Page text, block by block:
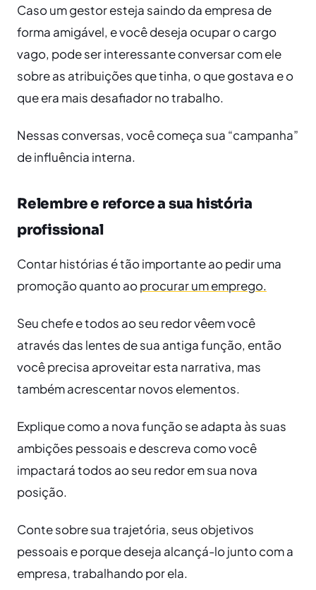
Caso um gestor esteja saindo da empresa de
forma amigável, e você deseja ocupar o cargo
vago, pode ser interessante conversar com ele
sobre as atribuições que tinha, o que gostava e o
que era mais desafiador no trabalho.
Nessas conversas, você começa sua “campanha”
de influência interna.
Relembre e reforce a sua história
profissional
Contar histórias é tão importante ao pedir uma
promoção quanto aoprocurar um emprego.
Seu chefe e todos ao seu redor vêem você
através das lentes de sua antiga função, então
você precisa aproveitar esta narrativa, mas
também acrescentar novos elementos.
Explique como a nova função se adapta às suas
ambições pessoais e descreva como você
impactará todos ao seu redor em sua nova
posição.
Conte sobre sua trajetória, seus objetivos
pessoais e porque deseja alcançá-lo junto com a
empresa, trabalhando por ela.